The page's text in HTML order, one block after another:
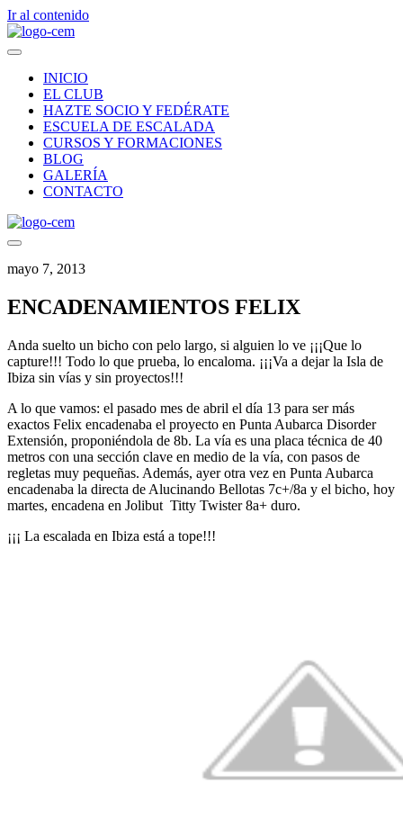
Ir al contenido
INICIO
EL CLUB
HAZTE SOCIO Y FEDÉRATE
ESCUELA DE ESCALADA
CURSOS Y FORMACIONES
BLOG
GALERÍA
CONTACTO
mayo 7, 2013
ENCADENAMIENTOS FELIX
Anda suelto un bicho con pelo largo, si alguien lo ve ¡¡¡Que lo
capture!!! Todo lo que prueba, lo encaloma. ¡¡¡Va a dejar la Isla de
Ibiza sin vías y sin proyectos!!!
A lo que vamos: el pasado mes de abril el día 13 para ser más
exactos Felix encadenaba el proyecto en Punta Aubarca Disorder
Extensión, proponiéndola de 8b. La vía es una placa técnica de 40
metros con una sección clave en medio de la vía, con pasos de
regletas muy pequeñas. Además, ayer otra vez en Punta Aubarca
encadenaba la directa de Alucinando Bellotas 7c+/8a y el bicho, hoy
martes, encadena en Jolibut Titty Twister 8a+ duro.
¡¡¡ La escalada en Ibiza está a tope!!!